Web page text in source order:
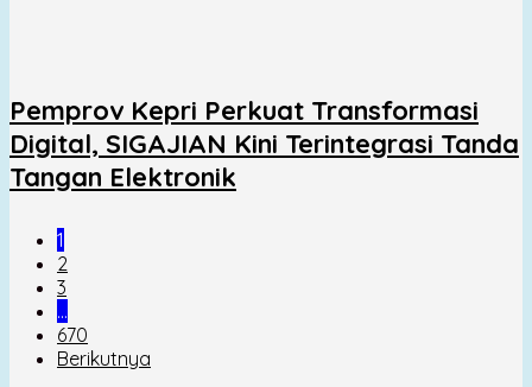
Pemprov Kepri Perkuat Transformasi
Digital, SIGAJIAN Kini Terintegrasi Tanda
Tangan Elektronik
1
2
3
…
670
Berikutnya